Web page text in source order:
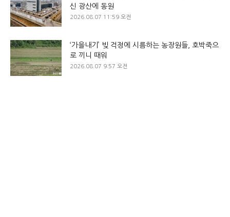
신 광산에 동원
2026.08.07 11:59 오전
‘가을내기’ 빚 걱정에 시름하는 농장원들, 호박죽으
로 끼니 때워
2026.08.07 9:57 오전